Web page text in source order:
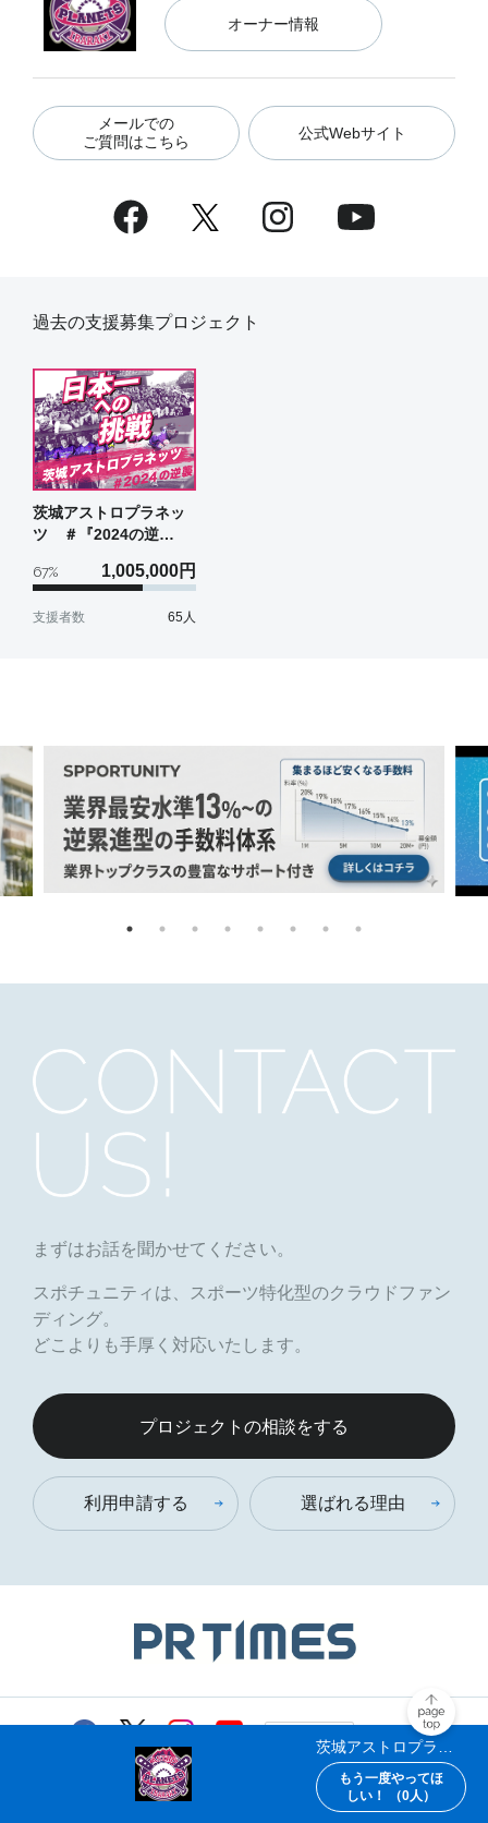
茨城アストロプラネ
ッツ
もう一度やってほ
しい！ （0人）
オーナー情報
メールでの
ご質問はこちら
公式Webサイト
過去の支援募集プロジェクト
茨城アストロプラネッ
ツ ＃『2024の逆
戦〜
67% 1,005,000円
支援者数 65人
まずはお話を聞かせてください。
スポチュニティは、スポーツ特化型のクラウドファン
ディング。
どこよりも手厚く対応いたします。
プロジェクトの相談をする
利用申請する 選ばれる理由
でもスポチュニティ